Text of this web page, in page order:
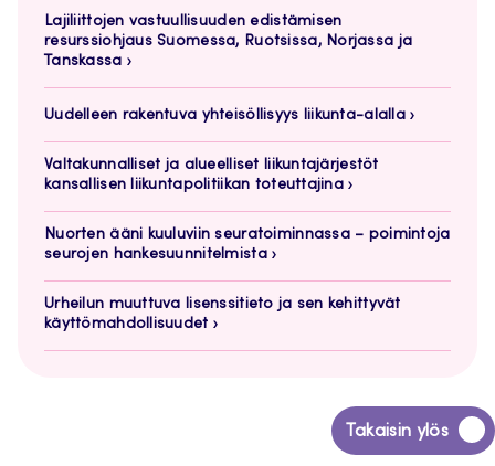
Lajiliittojen vastuullisuuden edistämisen
resurssiohjaus Suomessa, Ruotsissa, Norjassa ja
Tanskassa
Uudelleen rakentuva yhteisöllisyys liikunta-alalla
Valtakunnalliset ja alueelliset liikuntajärjestöt
kansallisen liikuntapolitiikan toteuttajina
Nuorten ääni kuuluviin seuratoiminnassa – poimintoja
seurojen hankesuunnitelmista
Urheilun muuttuva lisenssitieto ja sen kehittyvät
käyttömahdollisuudet
Takaisin ylös
Siirry
takaisin